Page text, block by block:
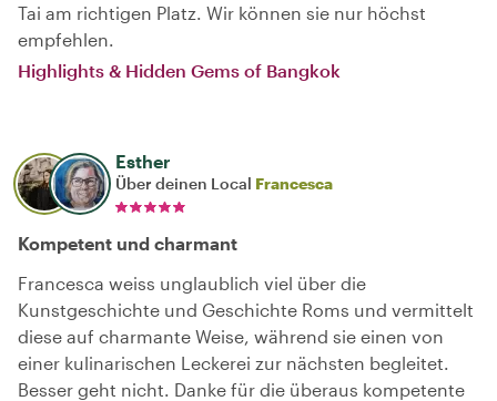
Tai am richtigen Platz. Wir können sie nur höchst
empfehlen.
Highlights & Hidden Gems of Bangkok
Esther
Über deinen Local Francesca
Kompetent und charmant
Francesca weiss unglaublich viel über die
Kunstgeschichte und Geschichte Roms und vermittelt
diese auf charmante Weise, während sie einen von
einer kulinarischen Leckerei zur nächsten begleitet.
Besser geht nicht. Danke für die überaus kompetente